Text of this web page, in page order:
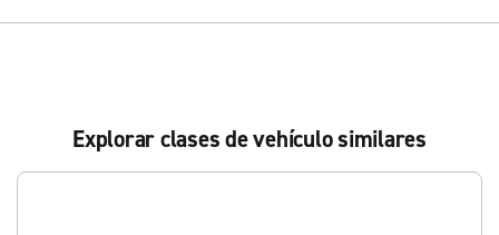
Explorar clases de vehículo similares